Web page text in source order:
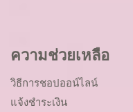
ความช่วยเหลือ
วิธีการชอปออน์ไลน์
แจ้งชำระเงิน